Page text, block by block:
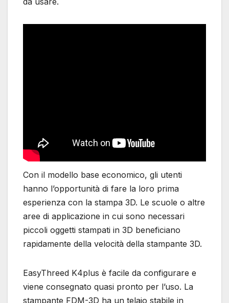
Con il modello base economico, gli utenti
hanno l’opportunità di fare la loro prima
esperienza con la stampa 3D. Le scuole o altre
aree di applicazione in cui sono necessari
piccoli oggetti stampati in 3D beneficiano
rapidamente della velocità della stampante 3D.
EasyThreed K4plus è facile da configurare e
viene consegnato quasi pronto per l’uso. La
stampante FDM-3D ha un telaio stabile in